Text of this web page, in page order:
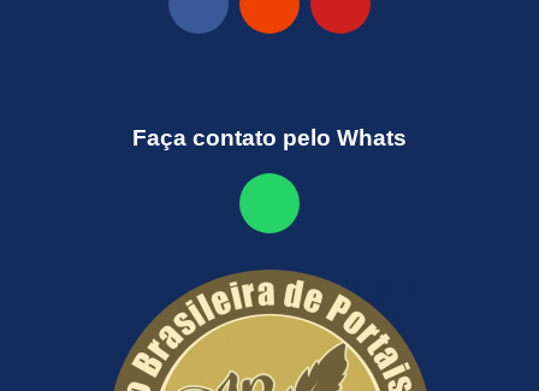
Faça contato pelo Whats